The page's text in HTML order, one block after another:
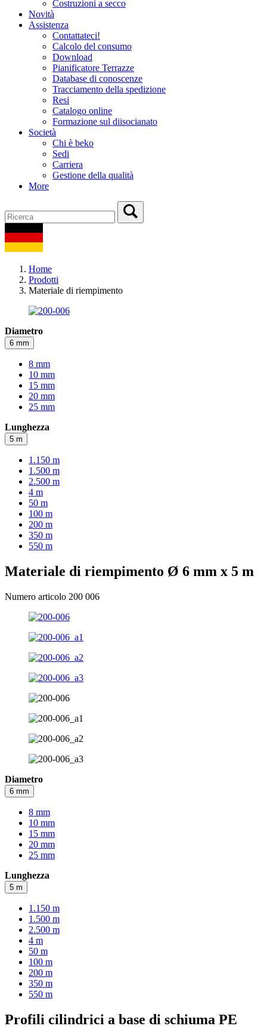
Costruzioni a secco
Novità
Assistenza
Contattateci!
Calcolo del consumo
Download
Pianificatore Terrazze
Database di conoscenze
Tracciamento della spedizione
Resi
Catalogo online
Formazione sul diisocianato
Società
Chi è beko
Sedi
Carriera
Gestione della qualità
More
Home
Prodotti
Materiale di riempimento
Diametro
6 mm
8 mm
10 mm
15 mm
20 mm
25 mm
Lunghezza
5 m
1.150 m
1.500 m
2.500 m
4 m
50 m
100 m
200 m
350 m
550 m
Materiale di riempimento Ø 6 mm x 5 m
Numero articolo 200 006
Diametro
6 mm
8 mm
10 mm
15 mm
20 mm
25 mm
Lunghezza
5 m
1.150 m
1.500 m
2.500 m
4 m
50 m
100 m
200 m
350 m
550 m
Profili cilindrici a base di schiuma PE